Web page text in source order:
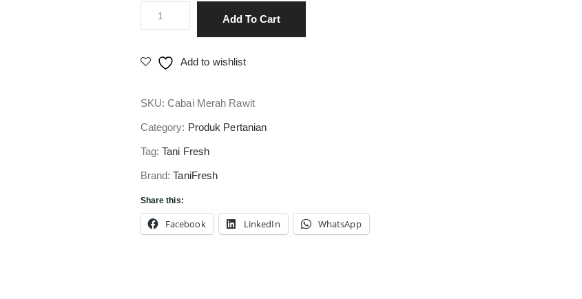
Cabai
Merah
Segar
Add To Cart
Add to wishlist
SKU:Cabai Merah Rawit
Category: Produk Pertanian
Tag:Tani Fresh
Brand:TaniFresh
Share this:
Facebook LinkedIn WhatsApp